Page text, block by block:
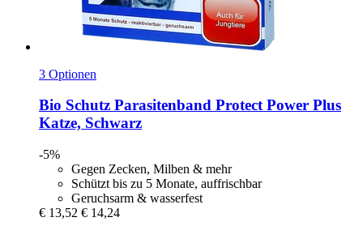
3 Optionen
Bio Schutz Parasitenband Protect Power Plus
Katze, Schwarz
-5%
Gegen Zecken, Milben & mehr
Schützt bis zu 5 Monate, auffrischbar
Geruchsarm & wasserfest
€ 13,52 € 14,24